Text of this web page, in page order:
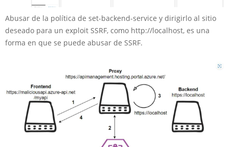
Abusar de la política de set-backend-service y dirigirlo al sitio
deseado para un exploit SSRF, como http://localhost, es una
forma en que se puede abusar de SSRF.